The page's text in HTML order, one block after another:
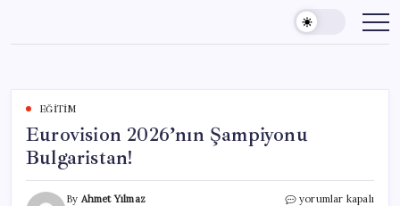
content
EĞITIM
Eurovision 2026’nın Şampiyonu
Bulgaristan!
By Ahmet Yılmaz
Eurovision
yorumlar kapalı